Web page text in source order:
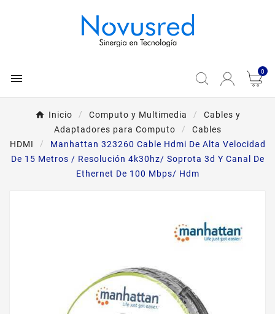
 0
Inicio Computo y Multimedia
Cables y
Adaptadores para Computo
Cables
HDMI
Manhattan 323260 Cable Hdmi De Alta Velocidad
De 15 Metros / Resolución 4k30hz/ Soprota 3d Y Canal De
Ethernet De 100 Mbps/ Hdm